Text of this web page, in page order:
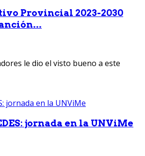
Provincial 2023-2030
le dio el visto bueno a este
jornada en la UNViMe